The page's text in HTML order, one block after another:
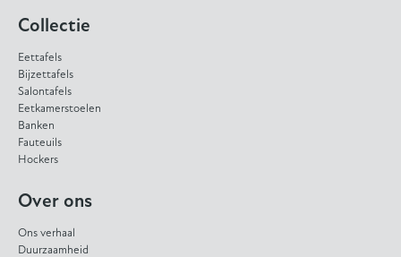
Collectie
Eettafels
Bijzettafels
Salontafels
Eetkamerstoelen
Banken
Fauteuils
Hockers
Over ons
Ons verhaal
Duurzaamheid